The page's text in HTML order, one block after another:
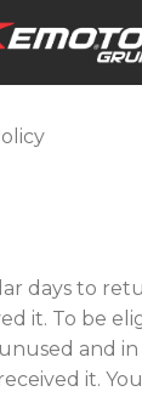
days to
it. To be
and in
it.